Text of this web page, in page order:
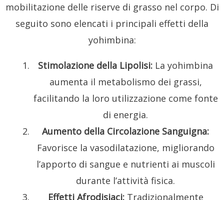
mobilitazione delle riserve di grasso nel corpo. Di
seguito sono elencati i principali effetti della
yohimbina:
Stimolazione della Lipolisi: La yohimbina
aumenta il metabolismo dei grassi,
facilitando la loro utilizzazione come fonte
di energia.
Aumento della Circolazione Sanguigna:
Favorisce la vasodilatazione, migliorando
l’apporto di sangue e nutrienti ai muscoli
durante l’attività fisica.
Effetti Afrodisiaci:Tradizionalmente